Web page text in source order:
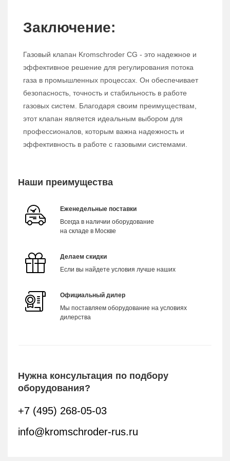
Заключение:
Газовый клапан Kromschroder CG - это надежное и
эффективное решение для регулирования потока
газа в промышленных процессах. Он обеспечивает
безопасность, точность и стабильность в работе
газовых систем. Благодаря своим преимуществам,
этот клапан является идеальным выбором для
профессионалов, которым важна надежность и
эффективность в работе с газовыми системами.
Наши преимущества
Еженедельные поставки
Всегда в наличии оборудование
на складе в Москве
Делаем скидки
Если вы найдете условия лучше наших
Официальный дилер
Мы поставляем оборудование на условиях
дилерства
Нужна консультация по подбору
оборудования?
+7 (495) 268-05-03
info@kromschroder-rus.ru